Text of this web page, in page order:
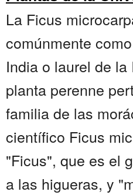
La Ficus
comúnmente
India o laurel de
planta perenne
familia de las
científico Ficus
"Ficus", que es el
a las higueras, y